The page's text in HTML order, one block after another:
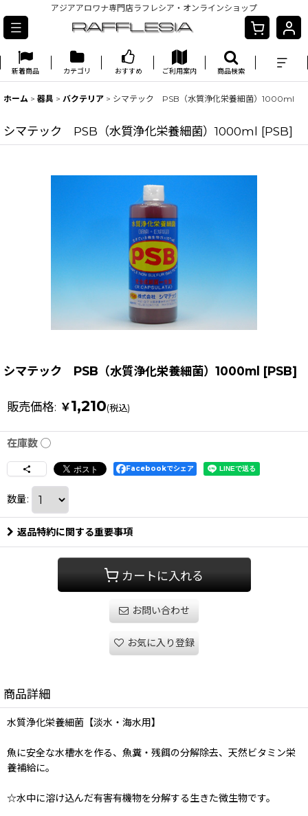
アジアアロワナ専門店ラフレシア・オンラインショップ
新着商品 カテゴリ おすすめ ご利用案内 商品検索
ホーム > 器具 > バクテリア > シマテック PSB（水質浄化栄養細菌）1000ml
シマテック PSB（水質浄化栄養細菌）1000ml [PSB]
シマテック PSB（水質浄化栄養細菌）1000ml [PSB]
販売価格: ￥1,210(税込)
在庫数 ◯
Facebookでシェア
数量:
返品特約に関する重要事項
カートに入れる
お問い合わせ
お気に入り登録
商品詳細
水質浄化栄養細菌【淡水・海水用】
魚に安全な水槽水を作る、魚糞・残餌の分解除去、天然ビタミン栄
養補給に。
☆水中に溶け込んだ有害有機物を分解する生きた微生物です。